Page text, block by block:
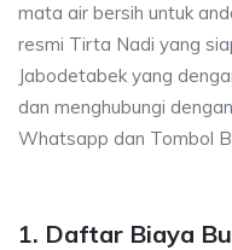
mata air bersih untuk
resmi Tirta Nadi yang
Jabodetabek yang
dan menghubungi
Whatsapp dan Tombol
1. Daftar Biaya